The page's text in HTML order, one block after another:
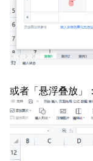
或者「悬浮叠放」